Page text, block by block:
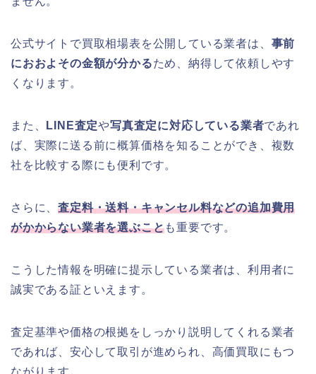
公式サイトで買取相場表を公開している業者は、 事前
におおよその金額が分かるため、納得して依頼しやす
くなります。
また、 LINE査定や写真査定に対応している業者であれ
ば、実際に送る前に概算価格を知ることができ、複数
社を比較する際にも便利です。
さらに、査定料・送料・キャンセル料などの追加費用
がかからない業者を選ぶことも重要です。
こうした情報を明確に提示している業者は、利用者に
誠実である証といえます。
査定基準や価格の根拠をしっかり説明してくれる業者
であれば、安心して取引が進められ、高価買取にもつ